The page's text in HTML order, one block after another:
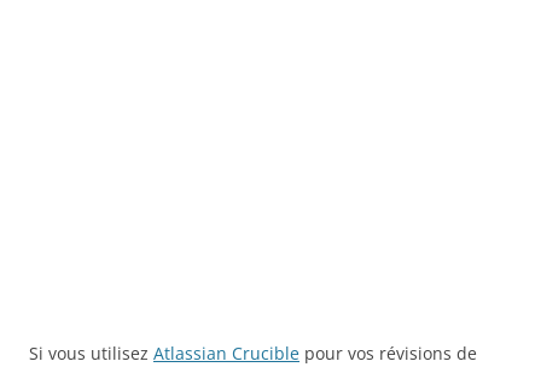
Si vous utilisez Atlassian Crucible pour vos révisions de